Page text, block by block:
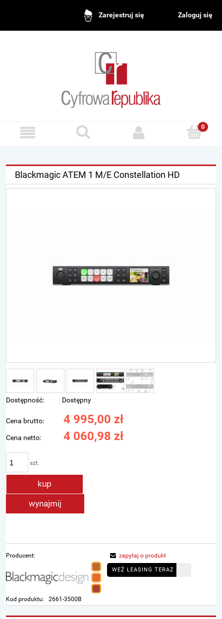
Zarejestruj się Zaloguj się
Blackmagic ATEM 1 M/E Constellation HD
Dostępność: Dostępny
Cena brutto: 4 995,00 zł
Cena netto: 4 060,98 zł
szt.
kup
wynajmij
Producent:
Kod produktu: 2661-3500B
zapytaj o produkt
WEŹ LEASING TERAZ